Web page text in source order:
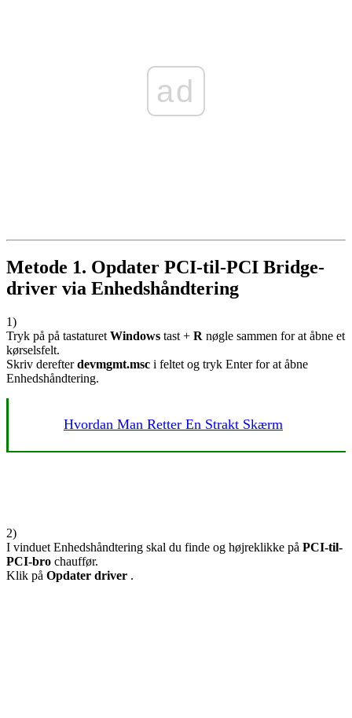
ad
Metode 1. Opdater PCI-til-PCI Bridge-
driver via Enhedshåndtering
1)
Tryk på på tastaturet Windows tast + R nøgle sammen for at åbne et
kørselsfelt.
Skriv derefterdevmgmt.msc i feltet og tryk Enter for at åbne
Enhedshåndtering.
Hvordan Man Retter En Strakt Skærm
2)
I vinduet Enhedshåndtering skal du finde og højreklikke på PCI-til-
PCI-bro chauffør.
Klik på Opdater driver .